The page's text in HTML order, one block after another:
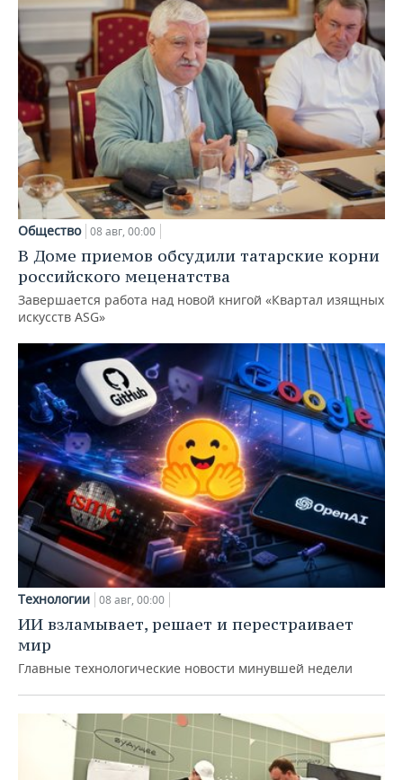
Общество 08 авг, 00:00
В Доме приемов обсудили татарские корни
российского меценатства
Завершается работа над новой книгой «Квартал изящных
искусств ASG»
Технологии 08 авг, 00:00
ИИ взламывает, решает и перестраивает
мир
Главные технологические новости минувшей недели